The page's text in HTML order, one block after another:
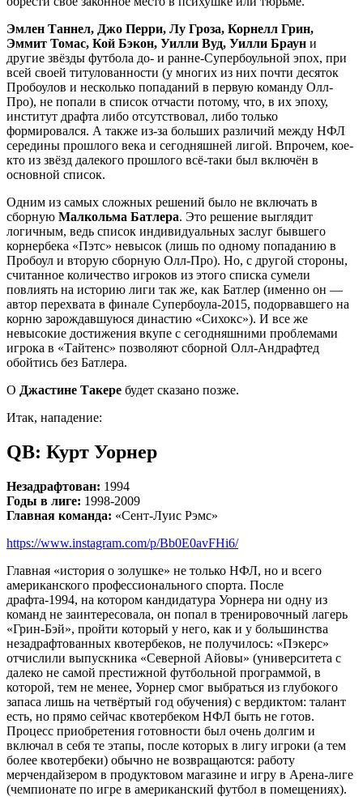
Эмлен Таннел, Джо Перри, Лу Гроза, Корнелл Грин,
Эммит Томас, Кой Бэкон, Уилли Вуд, Уилли Браун и
другие звёзды футбола до- и ранне-Супербоульной эпох, при
всей своей титулованности (у многих из них почти десяток
Пробоулов и несколько попаданий в первую команду Олл-
Про), не попали в список отчасти потому, что, в их эпоху,
институт драфта либо отсутствовал, либо только
формировался. А также из-за больших различий между НФЛ
середины прошлого века и сегодняшней лигой. Впрочем, кое-
кто из звёзд далекого прошлого всё-таки был включён в
основной список.
Одним из самых сложных решений было не включать в
сборную Малкольма Батлера. Это решение выглядит
логичным, ведь список индивидуальных заслуг бывшего
корнербека «Пэтс» невысок (лишь по одному попаданию в
Пробоул и вторую сборную Олл-Про). Но, с другой стороны,
считанное количество игроков из этого списка сумели
повлиять на историю лиги так же, как Батлер (именно он —
автор перехвата в финале Супербоула-2015, подорвавшего на
корню зарождавшуюся династию «Сихокс»). И все же
невысокие достижения вкупе с сегодняшними проблемами
игрока в «Тайтенс» позволяют сборной Олл-Андрафтед
обойтись без Батлера.
О Джастине Такере будет сказано позже.
Итак, нападение:
QB: Курт Уорнер
Незадрафтован: 1994
Годы в лиге: 1998-2009
Главная команда: «Сент-Луис Рэмс»
https://www.instagram.com/p/Bb0E0avFHi6/
Главная «история о золушке» не только НФЛ, но и всего
американского профессионального спорта. После
драфта-1994, на котором кандидатура Уорнера ни одну из
команд не заинтересовала, он попал в тренировочный лагерь
«Грин-Бэй», пройти который у него, как и у большинства
незадрафтованных квотербеков, не получилось: «Пэкерс»
отчислили выпускника «Северной Айовы» (университета с
далеко не самой престижной футбольной программой, в
которой, тем не менее, Уорнер смог выбраться из глубокого
запаса лишь на четвёртый год обучения) с вердиктом: талант
есть, но прямо сейчас квотербеком НФЛ быть не готов.
Процесс приобретения готовности был очень долгим и
включал в себя те этапы, после которых в лигу игроки (а тем
более квотербеки) обычно не возвращаются: работу
мерчендайзером в продуктовом магазине и игру в Арена-лиге
(чемпионате по игре в американский футбол в помещениях).